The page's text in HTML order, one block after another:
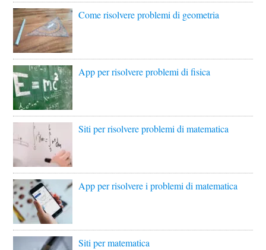
Come risolvere problemi di geometria
App per risolvere problemi di fisica
Siti per risolvere problemi di matematica
App per risolvere i problemi di matematica
Siti per matematica